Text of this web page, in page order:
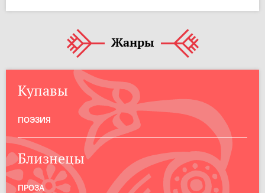
Жанры
Купавы
ПОЭЗИЯ
Близнецы
ПРОЗА